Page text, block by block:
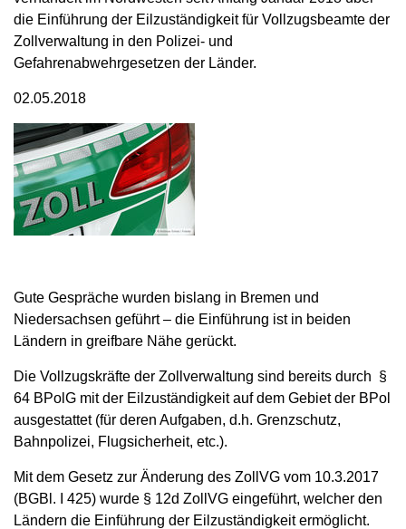
die Einführung der Eilzuständigkeit für Vollzugsbeamte der
Zollverwaltung in den Polizei- und
Gefahrenabwehrgesetzen der Länder.
02.05.2018
Gute Gespräche wurden bislang in Bremen und
Niedersachsen geführt – die Einführung ist in beiden
Ländern in greifbare Nähe gerückt.
Die Vollzugskräfte der Zollverwaltung sind bereits durch §
64 BPolG mit der Eilzuständigkeit auf dem Gebiet der BPol
ausgestattet (für deren Aufgaben, d.h. Grenzschutz,
Bahnpolizei, Flugsicherheit, etc.).
Mit dem Gesetz zur Änderung des ZollVG vom 10.3.2017
(BGBl. I 425) wurde § 12d ZollVG eingeführt, welcher den
Ländern die Einführung der Eilzuständigkeit ermöglicht.